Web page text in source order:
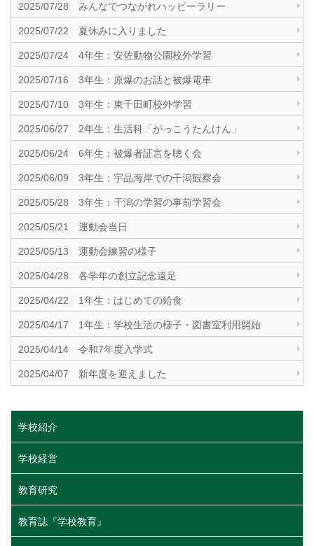
2025/07/28 みんなでつながれハッピーラリー
2025/07/22 夏休みに入りました
2025/07/24 4年生：安佐動物公園校外学習
2025/07/16 3年生：原爆のお話と被爆電車
2025/07/10 3年生：東千田町校外学習
2025/06/27 2年生：生活科「がっこうたんけん」
2025/06/24 6年生：被爆者証言を聴く会
2025/06/09 3年生：宇品海岸での干潟観察会
2025/05/28 3年生：干潟の学習の事前学習会
2025/05/21 運動会当日
2025/05/13 運動会練習の様子
2025/04/28 各学年の創立記念遠足
2025/04/22 1年生：はじめての給食
2025/04/17 1年生：学校生活の様子・図書室利用開始
2025/04/14 令和7年度入学式
2025/04/07 新年度を迎えました
学校紹介
学校経営
教育研究
教育誌『学校教育』